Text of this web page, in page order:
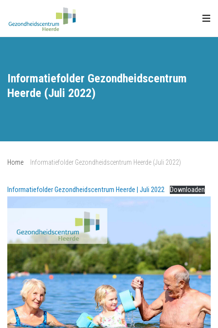
Informatiefolder Gezondheidscentrum
Heerde (Juli 2022)
Home Informatiefolder Gezondheidscentrum Heerde (Juli 2022)
Informatiefolder Gezondheidscentrum Heerde | Juli 2022 Downloaden